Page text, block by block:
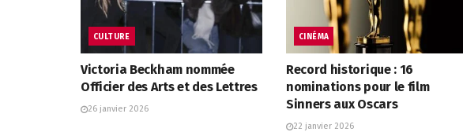
CULTURE
Victoria Beckham nommée
Officier des Arts et des Lettres
26 janvier 2026
CINÉMA
Record historique : 16
nominations pour le film
Sinners aux Oscars
22 janvier 2026